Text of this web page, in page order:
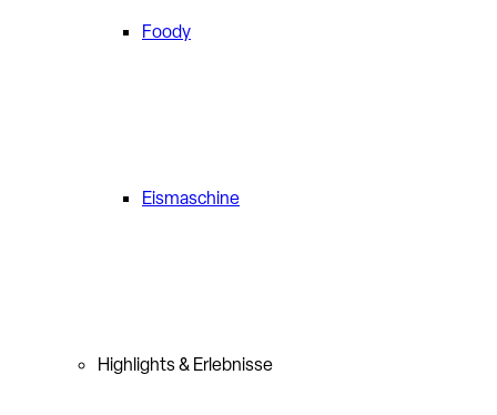
Foody
Eismaschine
Highlights & Erlebnisse